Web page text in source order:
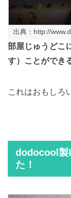
出典：http://
部屋じゅうどこ
す）ことができ
これはおもしろ
dodocool製
た！